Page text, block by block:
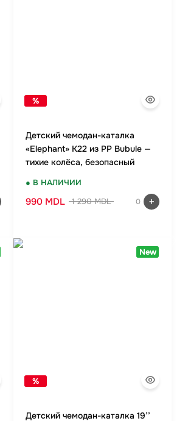
%
Детский чемодан-каталка
«Elephant» K22 из PP Bubule —
тихие колёса, безопасный
● В НАЛИЧИИ
990 MDL 1 290 MDL 0
New
%
Детский чемодан-каталка 19’’